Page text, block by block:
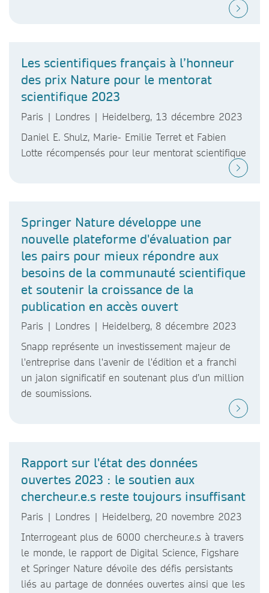
Les scientifiques français à l’honneur
des prix Nature pour le mentorat
scientifique 2023
Paris | Londres | Heidelberg, 13 décembre 2023
Daniel E. Shulz, Marie- Emilie Terret et Fabien
Lotte récompensés pour leur mentorat scientifique
Springer Nature développe une
nouvelle plateforme d'évaluation par
les pairs pour mieux répondre aux
besoins de la communauté scientifique
et soutenir la croissance de la
publication en accès ouvert
Paris | Londres | Heidelberg, 8 décembre 2023
Snapp représente un investissement majeur de
l'entreprise dans l'avenir de l'édition et a franchi
un jalon significatif en soutenant plus d’un million
de soumissions.
Rapport sur l'état des données
ouvertes 2023 : le soutien aux
chercheur.e.s reste toujours insuffisant
Paris | Londres | Heidelberg, 20 novembre 2023
Interrogeant plus de 6000 chercheur.e.s à travers
le monde, le rapport de Digital Science, Figshare
et Springer Nature dévoile des défis persistants
liés au partage de données ouvertes ainsi que les